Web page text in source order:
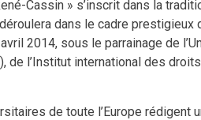
Cassin » s’inscrit dans la
dans le cadre prestigieux
2014, sous le parrainage de
l’Institut international des
de toute l’Europe rédigent